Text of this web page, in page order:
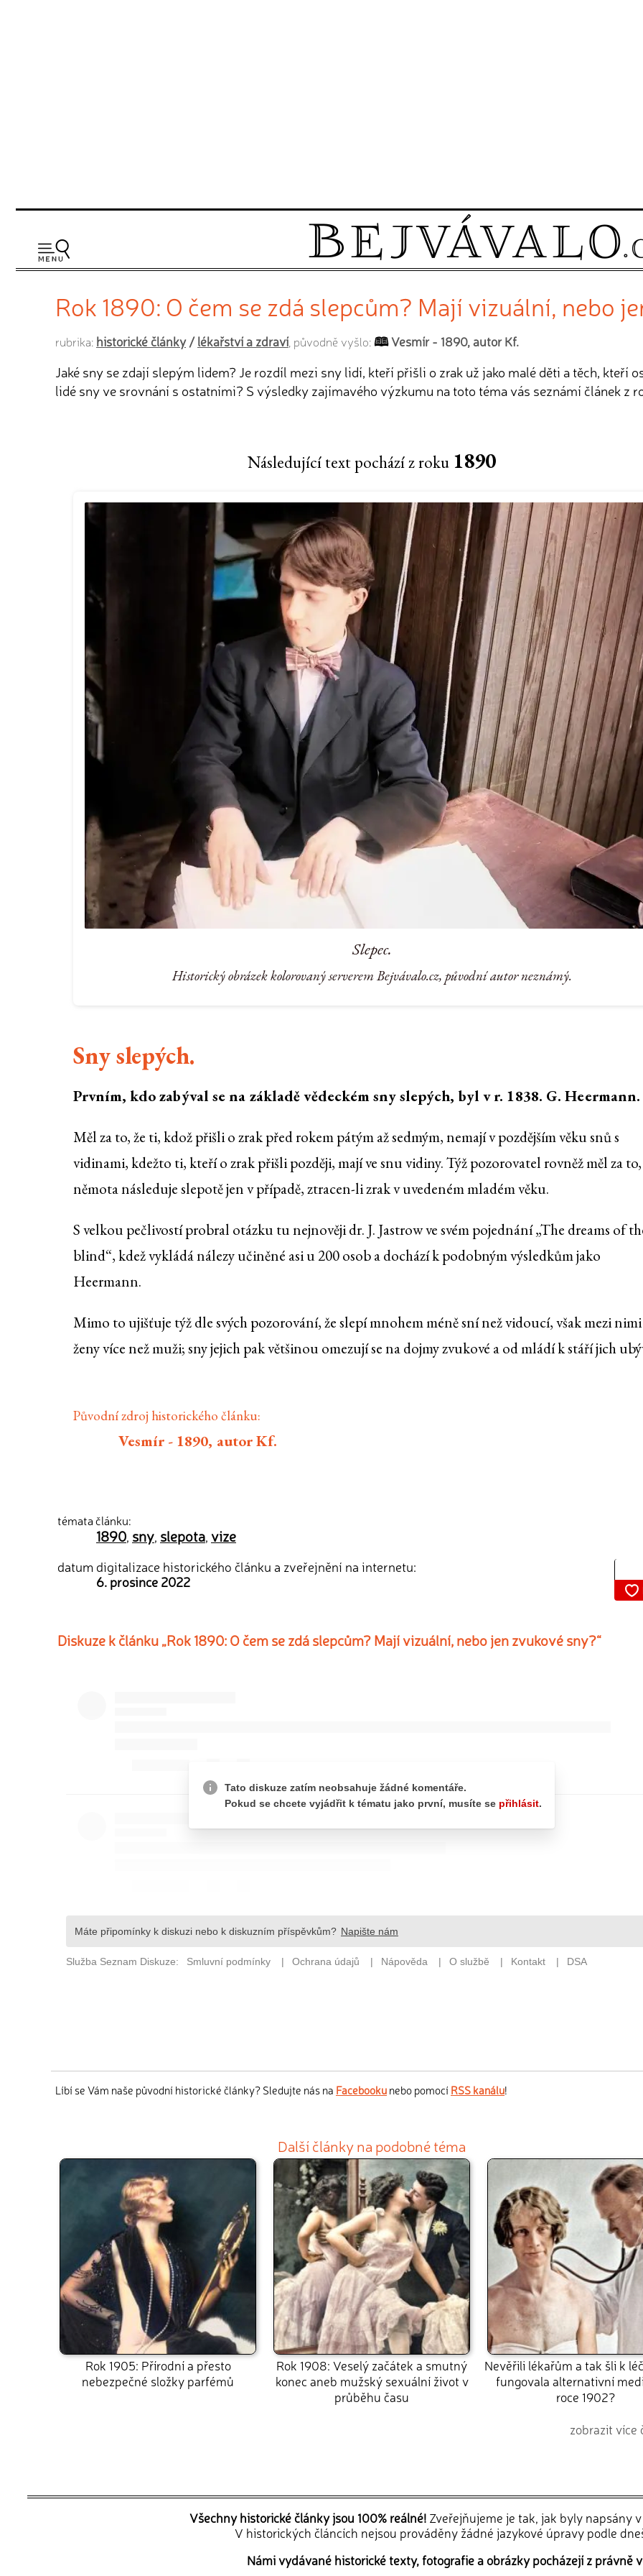
Rok 1890: O čem se zdá slepcům? Mají vizuální, nebo
rubrika: historické články/lékařství a zdraví, původně vyšlo: Vesmír - 1890, autor Kf.
Jaké sny se zdají slepým lidem? Je rozdíl mezi sny lidí, kteří přišli o zrak už jako malé děti a těch, kteří
lidé sny ve srovnání s ostatními? S výsledky zajímavého výzkumu na toto téma vás seznámí článek z
Následující text pochází z roku 1890
Slepec.
Historický obrázek kolorovaný serverem Bejvávalo.cz, původní autor neznámý.
Sny slepých.
Prvním, kdo zabýval se na základě vědeckém sny slepých, byl v r. 1838. G. Heermann.
Měl za to, že ti, kdož přišli o zrak před rokem pátým až sedmým, nemají v pozdějším věku snů s
vidinami, kdežto ti, kteří o zrak přišli později, mají ve snu vidiny. Týž pozorovatel rovněž měl za to,
němota následuje slepotě jen v případě, ztracen-li zrak v uvedeném mladém věku.
S velkou pečlivostí probral otázku tu nejnověji dr. J. Jastrow ve svém pojednání „The dreams of
blind“, kdež vykládá nálezy učiněné asi u 200 osob a dochází k podobným výsledkům jako
Heermann.
Mimo to ujišťuje týž dle svých pozorování, že slepí mnohem méně sní než vidoucí, však mezi nimi
ženy více než muži; sny jejich pak většinou omezují se na dojmy zvukové a od mládí k stáří jich
Původní zdroj historického článku:
Vesmír - 1890, autor Kf.
témata článku:
1890, sny, slepota, vize
datum digitalizace historického článku a zveřejnění na internetu:
6. prosince 2022
Diskuze k článku „Rok 1890: O čem se zdá slepcům? Mají vizuální, nebo jen zvukové sny?“
Líbí se Vám naše původní historické články? Sledujte nás na Facebookunebo pomocí RSS kanálu!
Další články na podobné téma
Rok 1905: Přírodní a přesto
nebezpečné složky parfémů
Rok 1908: Veselý začátek a smutný
konec aneb mužský sexuální život v
průběhu času
Nevěřili lékařům a tak šli k
fungovala alternativní
roce 1902?
zobrazit více
Všechny historické články jsou 100% reálné! Zveřejňujeme je tak, jak byly napsány
V historických článcích nejsou prováděny žádné jazykové úpravy podle
Námi vydávané historické texty, fotografie a obrázky pocházejí z právně